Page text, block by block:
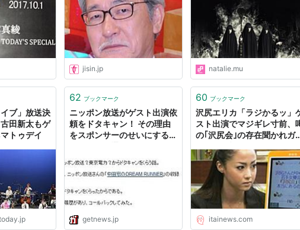
組内でアナウンサーが謝罪 |
女性自身
jisin.jp natalie.mu
イブ」放送決
田新太もゲ
トゥデイ
62 ブックマーク
ニッポン放送がゲスト出演依
頼をドタキャン！ その理由
をスポンサーのせいにする|
getnews.jp
60 ブックマーク
沢尻エリカ「ラジかるッ」
スト出演でマジギレ寸前、
の｢沢尻会｣の存在聞かれガ
itainews.com